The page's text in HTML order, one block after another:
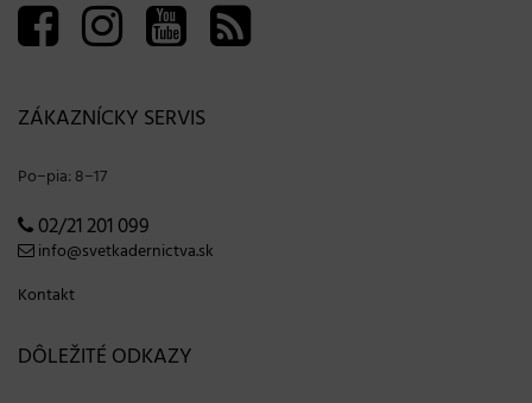
ZÁKAZNÍCKY SERVIS
Po−pia: 8−17
02/21 201 099
info@svetkadernictva.sk
Kontakt
DÔLEŽITÉ ODKAZY